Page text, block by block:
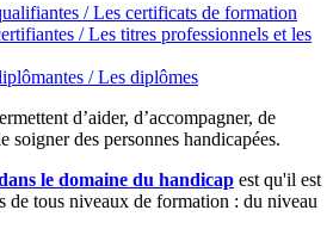
/ Les certificats de formation
/ Les titres professionnels et les
/ Les diplômes
d’aider, d’accompagner, de
soigner des personnes handicapées.
le domaine du handicap est qu'il est
de tous niveaux de formation : du niveau